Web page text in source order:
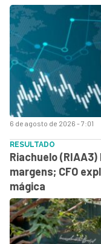
6 de agosto de 2026 - 7:01
RESULTADO
Riachuelo
margens; CFO
mágica